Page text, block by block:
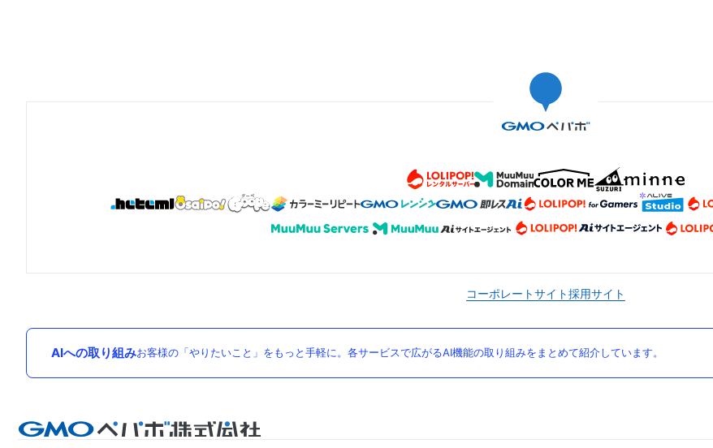
コーポレートサイト採用サイト
AIへの取り組みお客様の「やりたいこと」をもっと手軽に。各サービスで広がるAI機能の取り組みをまとめて紹介しています。